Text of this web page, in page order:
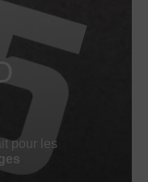
pour les